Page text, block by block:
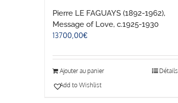
Pierre LE FAGUAYS (1892-1962),
Message of Love, c.1925-1930
13700,00€
Ajouter au panier
Détails
Add to Wishlist